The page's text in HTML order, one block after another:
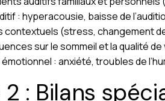
: hyperacousie, baisse de
contextuels (stress, changement
sur le sommeil et la qualité de
: anxiété, troubles de
2 : Bilans